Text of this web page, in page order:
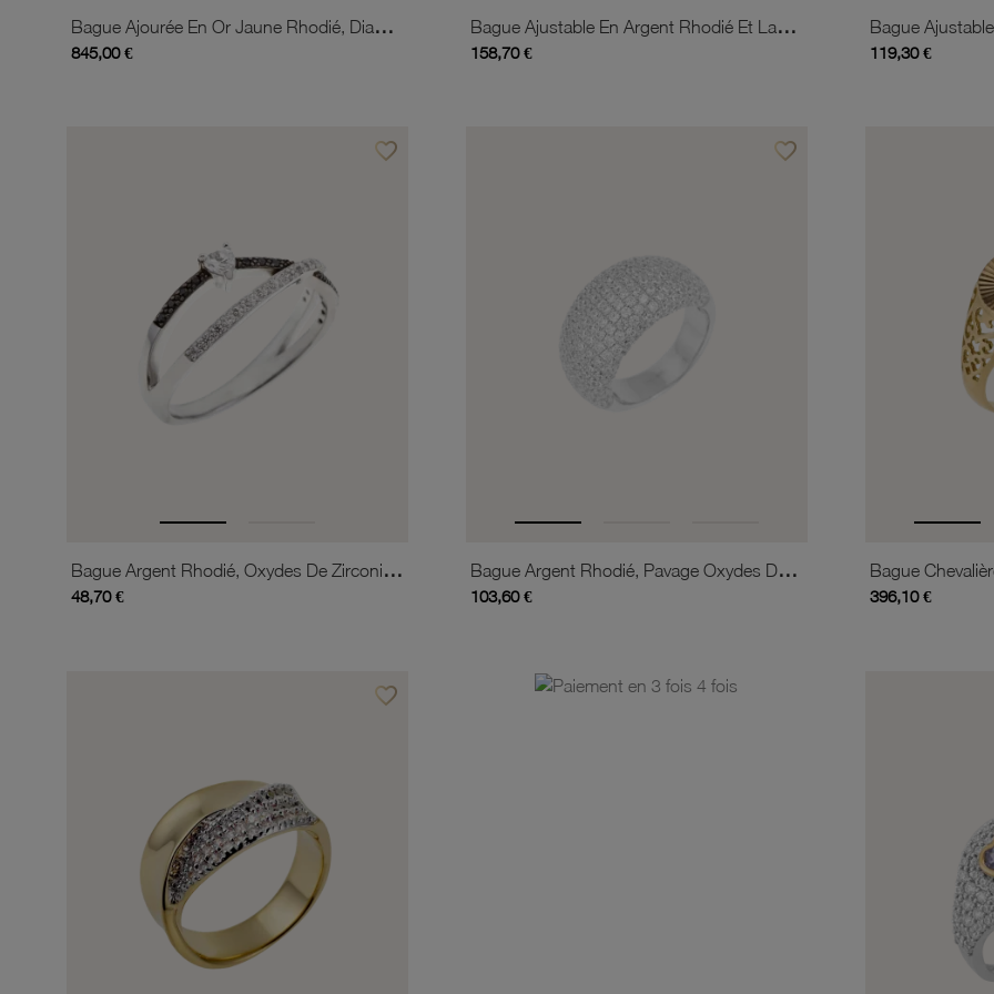
Bague Ajourée En Or Jaune Rhodié, Diamants Et Diamants Bruns
845,00 €
Bague Ajustable En Argent Rhodié Et Laque
158,70 € 119,30 €
favorite_borderAjouter à vos favoris
Bague Argent Rhodié, Oxydes De Zirconium
48,70 €
favorite_borderAjouter à vos favoris
Bague Argent Rhodié, Pavage Oxydes De Zirconium
103,60 €
Bague
396,10 €
favorite_borderAjouter à vos favoris